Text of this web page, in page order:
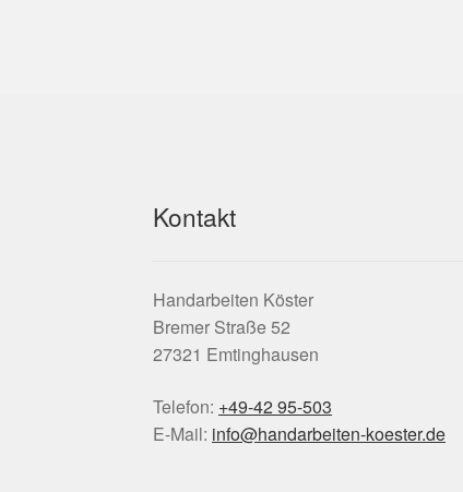
Kontakt
Handarbeiten Köster
Bremer Straße 52
27321 Emtinghausen
Telefon: +49-42 95-503
E-Mail: info@handarbeiten-koester.de